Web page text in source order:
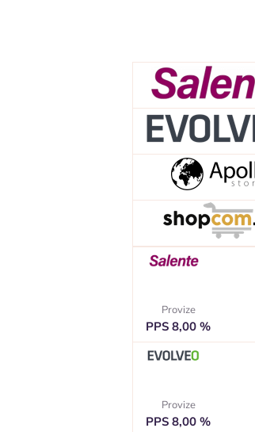
Provize
PPS 8,00 %
Provize
PPS 8,00 %